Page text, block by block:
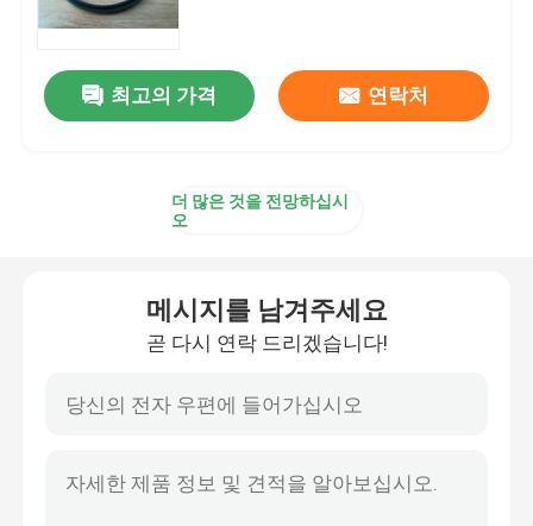
기름 입술 물개
최고의 가격 연락처
더 많은 것을 전망하십시
오
메시지를 남겨주세요
곧 다시 연락 드리겠습니다!